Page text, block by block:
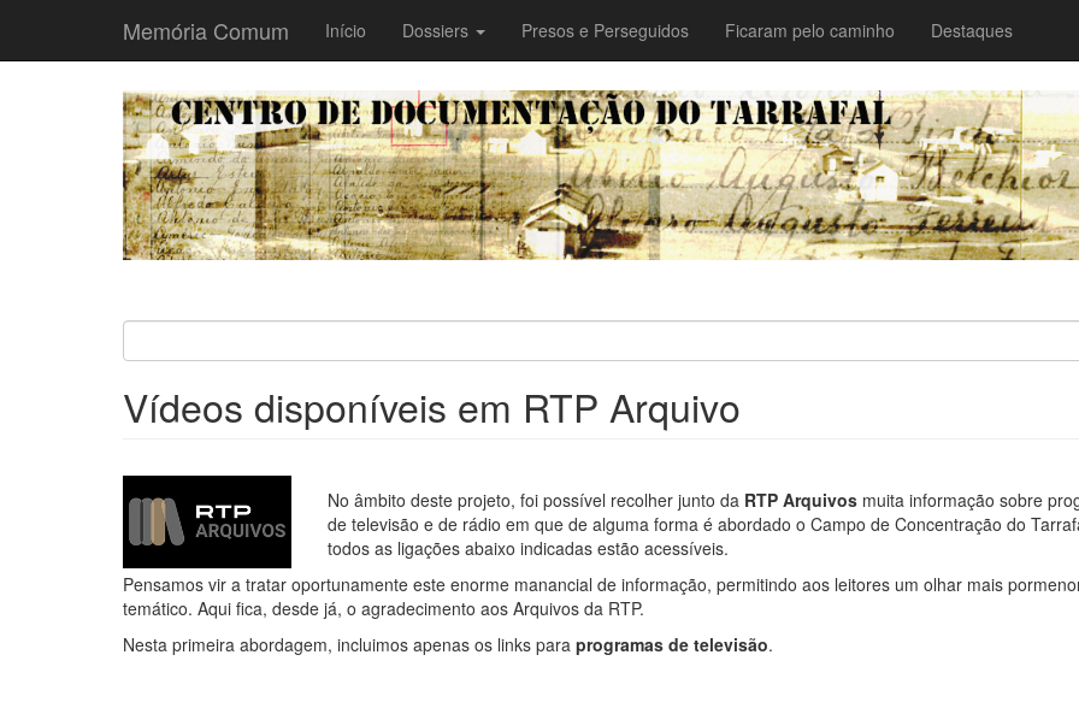
Memória Comum
Main
navigation
Início Dossiers Presos e Perseguidos Ficaram pelo caminho Destaques
Vídeos disponíveis em RTP Arquivo
No âmbito deste projeto, foi possível recolher junto da RTP Arquivos muita informação sobre
de televisão e de rádio em que de alguma forma é abordado o Campo de Concentração do
todos as ligações abaixo indicadas estão acessíveis.
Pensamos vir a tratar oportunamente este enorme manancial de informação, permitindo aos leitores um olhar mais
temático. Aqui fica, desde já, o agradecimento aos Arquivos da RTP.
Nesta primeira abordagem, incluimos apenas os links para programas de televisão.